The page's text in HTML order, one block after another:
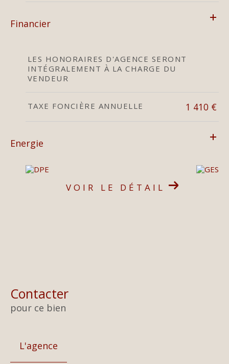
Financier
LES HONORAIRES D'AGENCE SERONT
INTÉGRALEMENT À LA CHARGE DU
VENDEUR
TAXE FONCIÈRE ANNUELLE 1 410 €
Energie
VOIR LE DÉTAIL
Contacter
pour ce bien
L'agence